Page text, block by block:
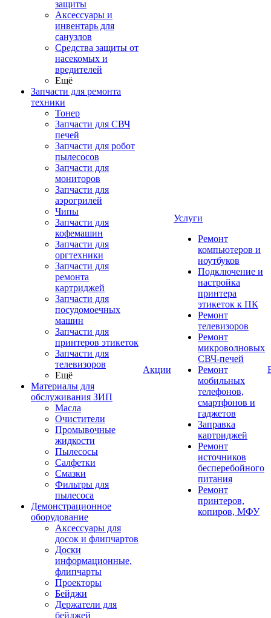
защиты
Аксессуары и
инвентарь для
санузлов
Средства защиты от
насекомых и
вредителей
Ещё
Запчасти для ремонта
техники
Тонер
Запчасти для СВЧ
печей
Запчасти для робот
пылесосов
Запчасти для
мониторов
Запчасти для
аэрогрилей
Чипы
Запчасти для
кофемашин
Запчасти для
оргтехники
Запчасти для
ремонта
картриджей
Запчасти для
посудомоечных
машин
Запчасти для
принтеров этикеток
Запчасти для
телевизоров
Ещё
Материалы для
обслуживания ЗИП
Масла
Очистители
Промывочные
жидкости
Пылесосы
Салфетки
Смазки
Фильтры для
пылесоса
Демонстрационное
оборудование
Аксессуары для
досок и флипчартов
Доски
информационные,
флипчарты
Проекторы
Бейджи
Держатели для
бейджей
Акции
Услуги
Ремонт
компьютеров и
ноутбуков
Подключение и
настройка
принтера
этикеток к ПК
Ремонт
телевизоров
Ремонт
микроволновых
СВЧ-печей
Ремонт
мобильных
телефонов,
смартфонов и
гаджетов
Заправка
картриджей
Ремонт
источников
бесперебойного
питания
Ремонт
принтеров,
копиров, МФУ